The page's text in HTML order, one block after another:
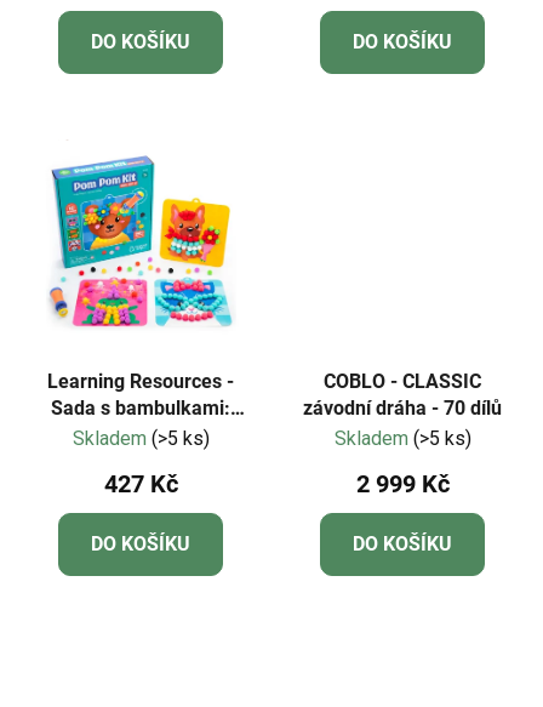
DO KOŠÍKU DO KOŠÍKU
Learning Resources -
Sada s bambulkami:
Oblékání zvířat
Skladem (>5 ks)
427 Kč
DO KOŠÍKU
COBLO - CLASSIC
závodní dráha - 70 dílů
Skladem (>5 ks)
2 999 Kč
DO KOŠÍKU